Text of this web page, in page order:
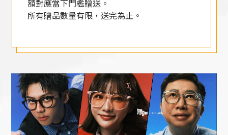
額對應當下門檻贈送。
所有贈品數量有限，送完為止。